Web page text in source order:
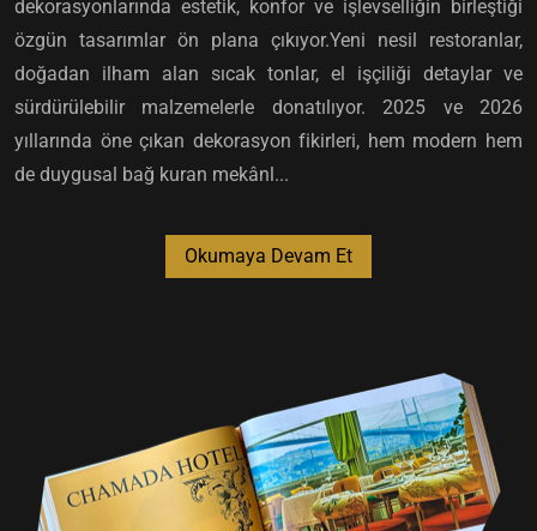
dekorasyonlarında estetik, konfor ve işlevselliğin birleştiği
özgün tasarımlar ön plana çıkıyor.Yeni nesil restoranlar,
doğadan ilham alan sıcak tonlar, el işçiliği detaylar ve
sürdürülebilir malzemelerle donatılıyor. 2025 ve 2026
yıllarında öne çıkan dekorasyon fikirleri, hem modern hem
de duygusal bağ kuran mekânl...
Okumaya Devam Et